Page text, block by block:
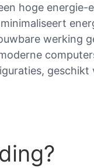
hoge energie-
werking
geschikt